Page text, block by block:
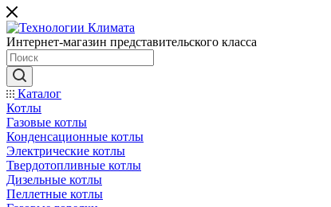
Интернет-магазин представительского класса
Каталог
Котлы
Газовые котлы
Конденсационные котлы
Электрические котлы
Твердотопливные котлы
Дизельные котлы
Пеллетные котлы